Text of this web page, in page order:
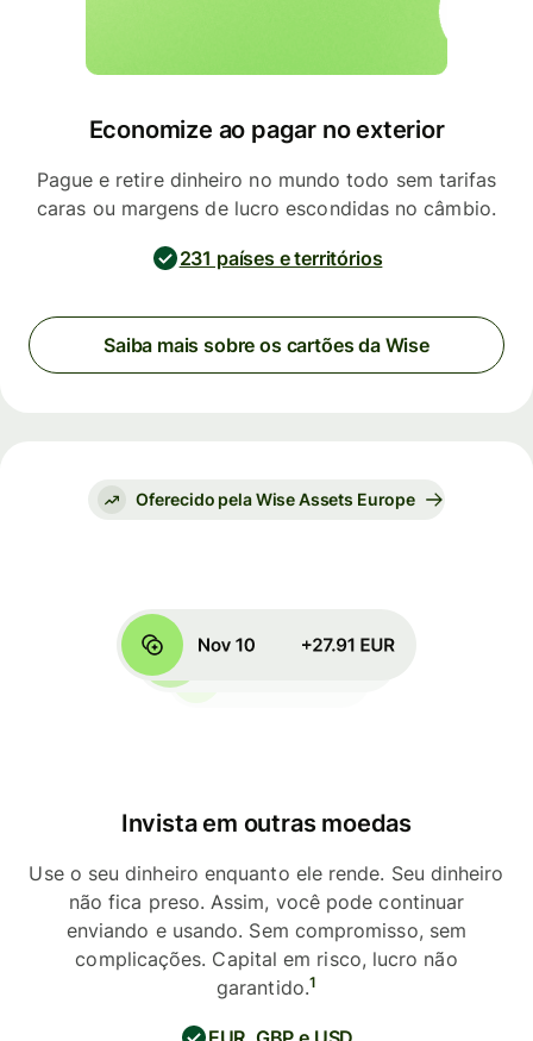
Economize ao pagar no exterior
Pague e retire dinheiro no mundo todo sem tarifas
caras ou margens de lucro escondidas no câmbio.
231 países e territórios
Saiba mais sobre os cartões da Wise
Oferecido pela Wise Assets Europe
Invista em outras moedas
Use o seu dinheiro enquanto ele rende. Seu dinheiro
não fica preso. Assim, você pode continuar
enviando e usando. Sem compromisso, sem
complicações. Capital em risco, lucro não
garantido.1